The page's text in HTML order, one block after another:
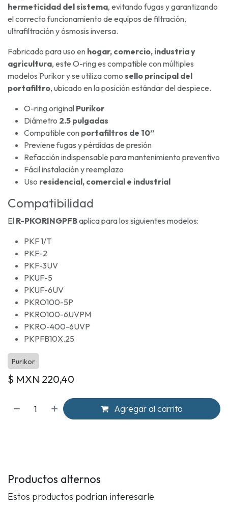
hermeticidad del sistema, evitando fugas y garantizando
el correcto funcionamiento de equipos de filtración,
ultrafiltración y ósmosis inversa.
Fabricado para uso en hogar, comercio, industria y
agricultura, este O-ring es compatible con múltiples
modelos Purikor y se utiliza como sello principal del
portafiltro, ubicado en la posición estándar del despiece.
O-ring original Purikor
Diámetro 2.5 pulgadas
Compatible con portafiltros de 10”
Previene fugas y pérdidas de presión
Refacción indispensable para mantenimiento preventivo
Fácil instalación y reemplazo
Uso residencial, comercial e industrial
Compatibilidad
El R-PKORINGPFBaplica para los siguientes modelos:
PKF 1/T
PKF-2
PKF-3UV
PKUF-5
PKUF-6UV
PKRO100-5P
PKRO100-6UVPM
PKRO-400-6UVP
PKPFB10X.25
Purikor
$ MXN 220,40
Agregar al carrito
Productos alternos
Estos productos podrían interesarle